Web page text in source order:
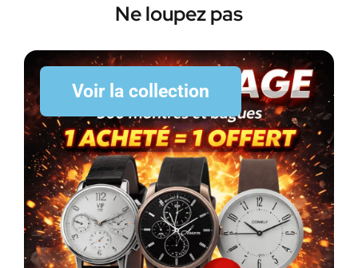
Ne loupez pas
Voir la collection